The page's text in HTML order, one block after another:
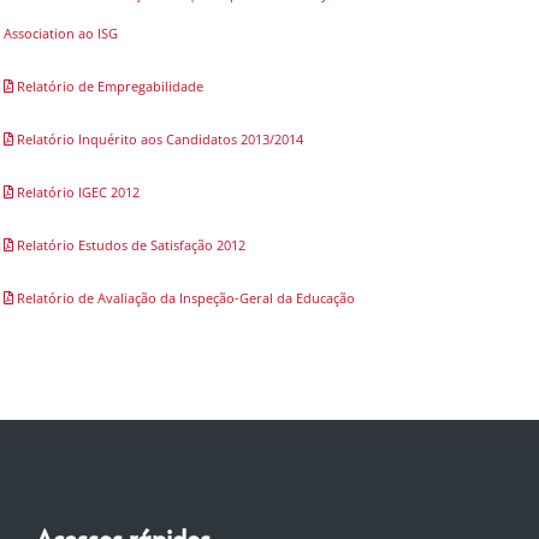
Association ao ISG
Relatório de Empregabilidade
Relatório Inquérito aos Candidatos 2013/2014
Relatório IGEC 2012
Relatório Estudos de Satisfação 2012
Relatório de Avaliação da Inspeção-Geral da Educação